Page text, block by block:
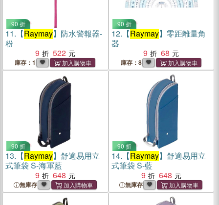
90 折
11. 【Raymay】防水警報器-
粉
9
522
庫存：1
90 折
12. 【Raymay】零距離量角
器
9
68
庫存：8
90 折
13. 【Raymay】舒適易用立
式筆袋 S-海軍藍
9
648
無庫存
90 折
14. 【Raymay】舒適易用立
式筆袋 S-藍
9
648
無庫存